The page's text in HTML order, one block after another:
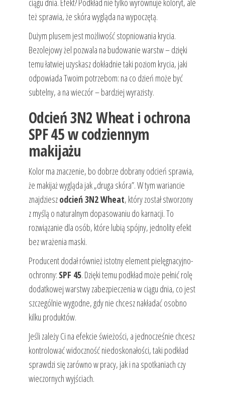
ciągu dnia. Efekt? Podkład nie tylko wyrównuje koloryt, ale
też sprawia, że skóra wygląda na wypoczętą.
Dużym plusem jest możliwość stopniowania krycia.
Bezolejowy żel pozwala na budowanie warstw – dzięki
temu łatwiej uzyskasz dokładnie taki poziom krycia, jaki
odpowiada Twoim potrzebom: na co dzień może być
subtelny, a na wieczór – bardziej wyrazisty.
Odcień 3N2 Wheat i ochrona
SPF 45 w codziennym
makijażu
Kolor ma znaczenie, bo dobrze dobrany odcień sprawia,
że makijaż wygląda jak „druga skóra”. W tym wariancie
znajdzieszodcień 3N2 Wheat, który został stworzony
z myślą o naturalnym dopasowaniu do karnacji. To
rozwiązanie dla osób, które lubią spójny, jednolity efekt
bez wrażenia maski.
Producent dodał również istotny element pielęgnacyjno-
ochronny: SPF 45. Dzięki temu podkład może pełnić rolę
dodatkowej warstwy zabezpieczenia w ciągu dnia, co jest
szczególnie wygodne, gdy nie chcesz nakładać osobno
kilku produktów.
Jeśli zależy Ci na efekcie świeżości, a jednocześnie chcesz
kontrolować widoczność niedoskonałości, taki podkład
sprawdzi się zarówno w pracy, jak i na spotkaniach czy
wieczornych wyjściach.